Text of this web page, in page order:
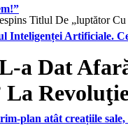
Inteligenței Artificiale.
plan atât creațiile
Titlul De „luptător
a Dat